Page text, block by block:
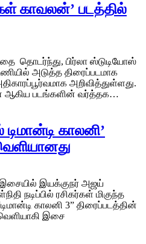
காவலன்’ படத்தில்
தொடர்ந்து, பிர்லா ஸ்டுடியோஸ்
அடுத்த திரைப்படமாக
அறிவித்துள்ளது.
ஆகிய படங்களின் வர்த்தக…
காலனி’
இயக்குநர் அஜய்
நடிப்பில் ரசிகர்கள் மிகுந்த
காலனி 3” திரைப்படத்தின்
இசை